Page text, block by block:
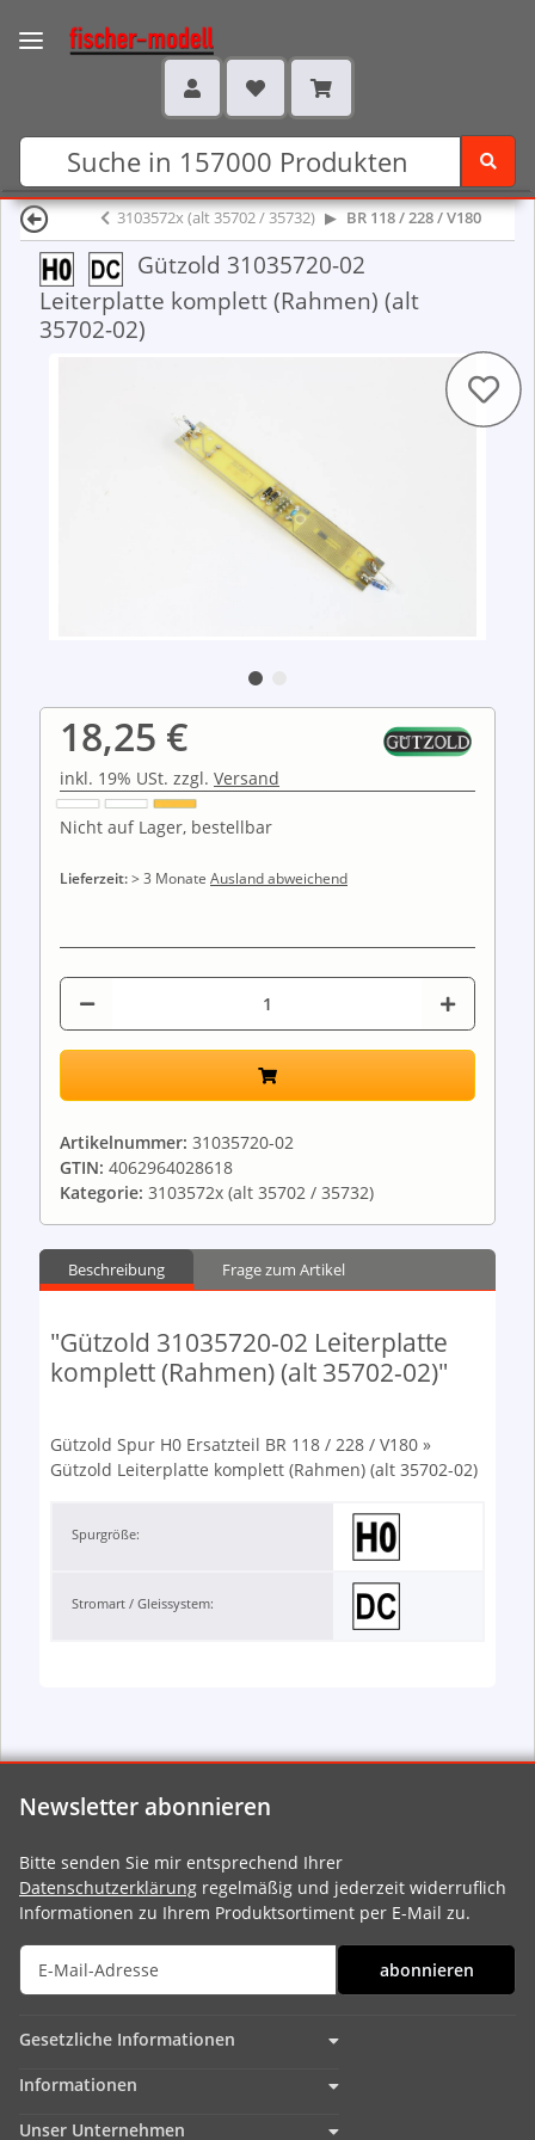
3103572x (alt 35702 / 35732) BR 118 / 228 / V180
Gützold 31035720-02
Leiterplatte komplett (Rahmen) (alt
35702-02)
18,25 €
inkl. 19% USt. zzgl. Versand
Nicht auf Lager, bestellbar
Lieferzeit:> 3 Monate Ausland abweichend
Artikelnummer: 31035720-02
GTIN: 4062964028618
Kategorie: 3103572x (alt 35702 / 35732)
Beschreibung Frage zum Artikel
"Gützold 31035720-02 Leiterplatte
komplett (Rahmen) (alt 35702-02)"
Gützold Spur H0 Ersatzteil BR 118 / 228 / V180 »
Gützold Leiterplatte komplett (Rahmen) (alt 35702-02)
Spurgröße:
Stromart / Gleissystem:
Newsletter abonnieren
Bitte senden Sie mir entsprechend Ihrer
Datenschutzerklärung regelmäßig und jederzeit widerruflich
Informationen zu Ihrem Produktsortiment per E-Mail zu.
abonnieren
Gesetzliche Informationen
Informationen
Unser Unternehmen